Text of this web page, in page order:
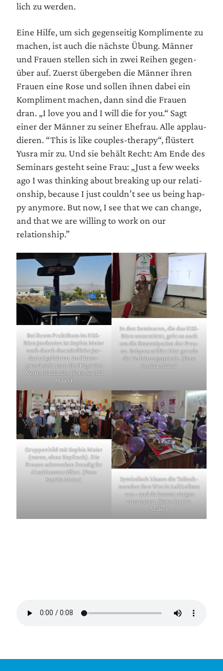
lich zu werden.
Eine Hil­fe, um sich gegen­sei­tig Kom­pli­men­te zu
machen, ist auch die nächs­te Übung. Män­ner
und Frau­en stel­len sich in zwei Rei­hen gegen­
über auf. Zuerst über­ge­ben die Män­ner ihren
Frau­en eine Rose und sol­len ihnen dabei ein
Kom­pli­ment machen, dann sind die Frau­en
dran. „I love you and I will die for you.“ Sagt
einer der Män­ner zu sei­ner Ehe­frau. Alle applau­
die­ren. “This is like cou­ples-the­ra­py“, flüs­tert
Yus­ra mir zu. Und sie behält Recht: Am Ende des
Semi­nars gesteht sei­ne Frau: „Just a few weeks
ago I was thin­king about brea­king up our rela­ti­
onship, becau­se I just couldn’t see us being hap­
py any­mo­re. But now, I see that we can chan­ge,
and that we are wil­ling to work on our
relationship.”
Bei ihrem Prak­ti­kum im HSS-
Büro Jor­da­ni­en ist Sophia Mai­er
auch durch das nörd­li­che Jor­
dan­tal gefah­ren. Im Hin­ter­
grund sieht man die Hügel des
West­jor­dan­lands. (Foto: Sophia
Maier)
In den Semi­na­ren, die das HSS-
Büro unter­stützt, geht es auch
um die Eman­zi­pa­ti­on der Frau­
en. Bal­qees erklärt hier gera­de
die Ver­hü­tungs­spi­ra­le. (Foto:
Sophia Maier)
Grup­pen­bild mit Sophia Mai­er
(vor­ne, ohne Kopf­tuch). Die
Frau­en schwen­ken freu­dig ihr
Abschluss­zer­ti­fi­kat. (Foto:
Sophia Maier)
Sym­bo­lisch bla­sen die Teil­neh­
men­den ihre Wut in Luft­bal­lons
aus – und da kommt eini­ges
zusam­men. (Foto: Sophia
Maier)